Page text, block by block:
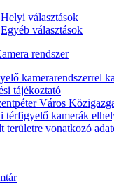
Helyi választások
Egyéb választások
rendszer
kamerarendszerrel
tájékoztató
Város
térfigyelő kamerák
területre vonatkozó